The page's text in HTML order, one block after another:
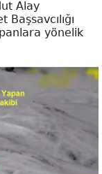
Alay
yönelik